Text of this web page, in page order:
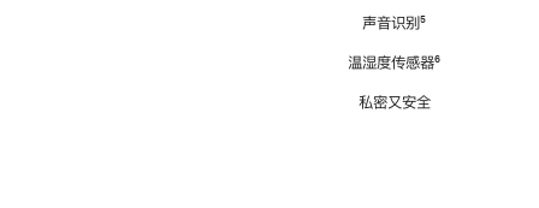
声音识别脚
⁵
温湿度传感器脚
⁶
私密又安全